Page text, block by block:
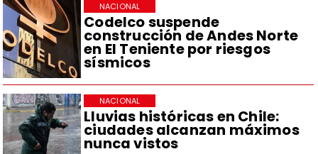
Codelco suspende
construcción de Andes Norte
en El Teniente por riesgos
sísmicos
NACIONAL
Lluvias históricas en Chile:
ciudades alcanzan máximos
nunca vistos
NACIONAL